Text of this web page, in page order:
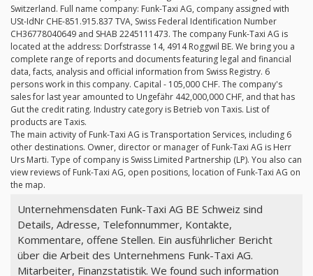
Switzerland. Full name company: Funk-Taxi AG, company assigned with
USt-IdNr CHE-851.915.837 TVA, Swiss Federal Identification Number
CH36778040649 and SHAB 2245111473. The company Funk-Taxi AG is
located at the address: Dorfstrasse 14, 4914 Roggwil BE. We bring you a
complete range of reports and documents featuring legal and financial
data, facts, analysis and official information from Swiss Registry. 6
persons work in this company. Capital - 105,000 CHF. The company's
sales for last year amounted to Ungefähr 442,000,000 CHF, and that has
Gut the credit rating. Industry category is Betrieb von Taxis. List of
products are Taxis.
The main activity of Funk-Taxi AG is Transportation Services, including 6
other destinations. Owner, director or manager of Funk-Taxi AG is Herr
Urs Marti. Type of company is Swiss Limited Partnership (LP). You also can
view reviews of Funk-Taxi AG, open positions, location of Funk-Taxi AG on
the map.
Unternehmensdaten Funk-Taxi AG BE Schweiz sind
Details, Adresse, Telefonnummer, Kontakte,
Kommentare, offene Stellen. Ein ausführlicher Bericht
über die Arbeit des Unternehmens Funk-Taxi AG.
Mitarbeiter, Finanzstatistik. We found such information